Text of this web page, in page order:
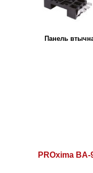
Панель
PROxima BA-